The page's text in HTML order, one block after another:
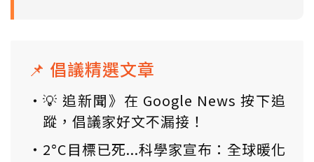
📌 倡議精選文章
💡 追新聞》在 Google News 按下追
蹤，倡議家好文不漏接！
2°C目標已死...科學家宣布：全球暖化